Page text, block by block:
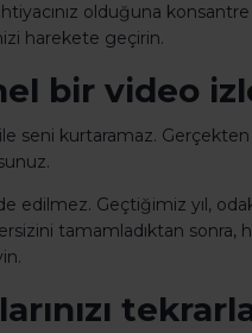
olduğuna konsantre
harekete geçirin.
bir video
seni kurtaramaz.
edilmez. Geçtiğimiz yıl,
tamamladıktan sonra,